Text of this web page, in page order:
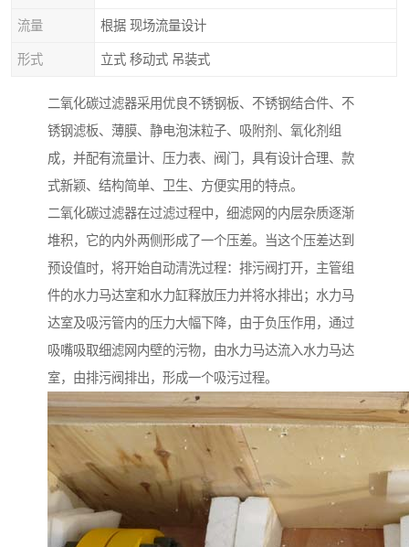
流量 根据 现场流量设计
形式 立式 移动式 吊装式
二氧化碳过滤器采用优良不锈钢板、不锈钢结合件、不
锈钢滤板、薄膜、静电泡沫粒子、吸附剂、氧化剂组
成，并配有流量计、压力表、阀门，具有设计合理、款
式新颖、结构简单、卫生、方便实用的特点。
二氧化碳过滤器在过滤过程中，细滤网的内层杂质逐渐
堆积，它的内外两侧形成了一个压差。当这个压差达到
预设值时，将开始自动清洗过程：排污阀打开，主管组
件的水力马达室和水力缸释放压力并将水排出；水力马
达室及吸污管内的压力大幅下降，由于负压作用，通过
吸嘴吸取细滤网内壁的污物，由水力马达流入水力马达
室，由排污阀排出，形成一个吸污过程。